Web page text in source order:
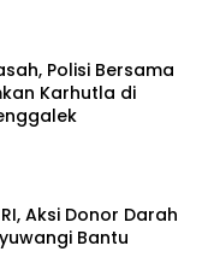
Polisi Bersama
Karhutla di
Aksi Donor Darah
Bantu